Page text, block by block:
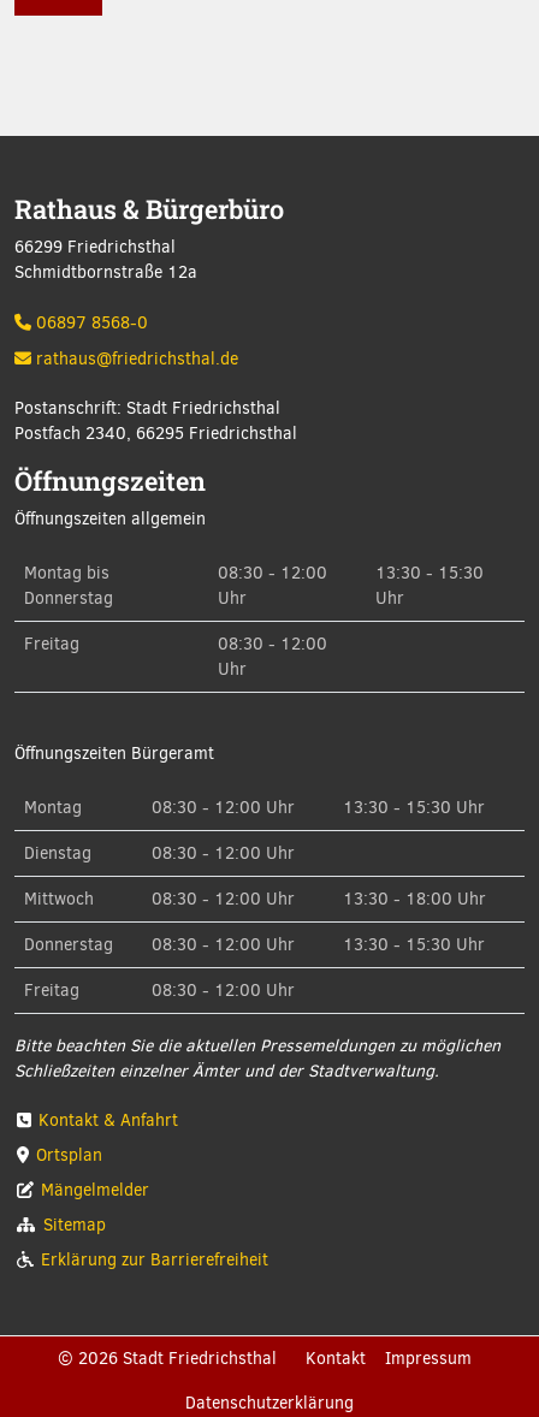
Rathaus & Bürgerbüro
66299 Friedrichsthal
Schmidtbornstraße 12a
06897 8568-0
rathaus@friedrichsthal.de
Postanschrift: Stadt Friedrichsthal
Postfach 2340, 66295 Friedrichsthal
Öffnungszeiten
Öffnungszeiten allgemein
Montag bis
Donnerstag
08:30 - 12:00
Uhr
13:30 - 15:30
Uhr
Freitag
08:30 - 12:00
Uhr
Öffnungszeiten Bürgeramt
Montag 08:30 - 12:00 Uhr
13:30 - 15:30 Uhr
Dienstag
08:30 - 12:00 Uhr
Mittwoch
08:30 - 12:00 Uhr
13:30 - 18:00 Uhr
Donnerstag
08:30 - 12:00 Uhr
13:30 - 15:30 Uhr
Freitag
08:30 - 12:00 Uhr
Bitte beachten Sie die aktuellen Pressemeldungen zu möglichen
Schließzeiten einzelner Ämter und der Stadtverwaltung.
Kontakt & Anfahrt
Ortsplan
Mängelmelder
Sitemap
Erklärung zur Barrierefreiheit
© 2026 Stadt Friedrichsthal Kontakt
Impressum
Datenschutzerklärung